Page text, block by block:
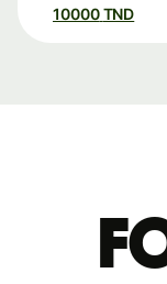
10000 TND